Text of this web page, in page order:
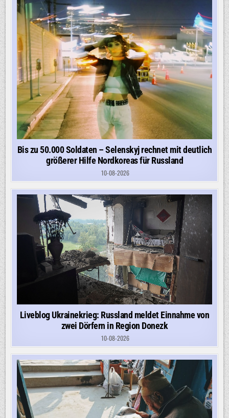
Bis zu 50.000 Soldaten – Selenskyj rechnet mit deutlich
größerer Hilfe Nordkoreas für Russland
10-08-2026
Liveblog Ukrainekrieg: Russland meldet Einnahme von
zwei Dörfern in Region Donezk
10-08-2026